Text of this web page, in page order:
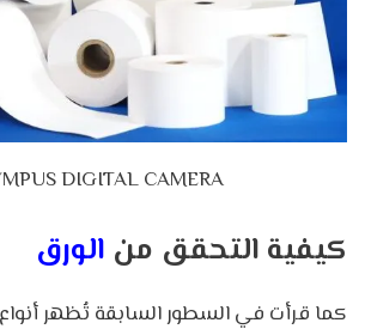
DIGITAL CAMERA
كيفية التحقق من الورق
كما قرأت في السطور السابقة تُظهر